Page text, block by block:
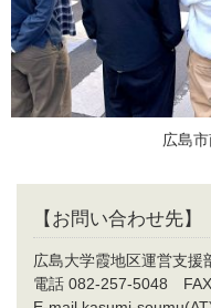
広島
【お問い合わせ先】
広島大学霞地区運営支援
電話 082-257-5048